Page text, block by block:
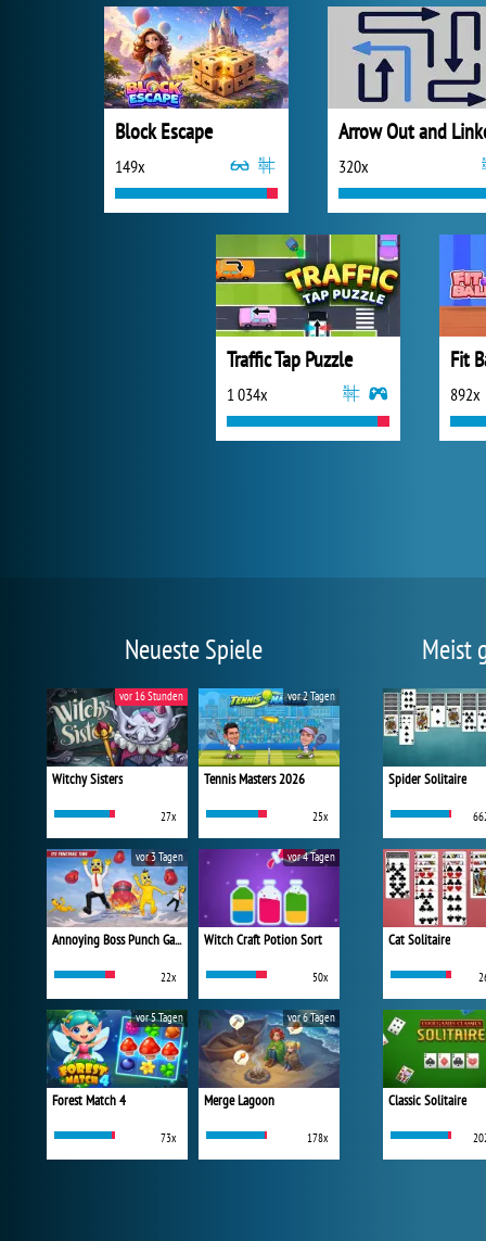
Block Escape
149x
Arrow Out and
320x
Traffic Tap Puzzle
1 034x
Fit
892x
Neueste Spiele
Witchy Sisters
27x
vor 16 Stunden
Tennis Masters 2026
25x
vor 2 Tagen
Annoying Boss Punch Game
22x
vor 3 Tagen
Witch Craft Potion Sort
50x
vor 4 Tagen
Forest Match 4
73x
vor 5 Tagen
Merge Lagoon
178x
vor 6 Tagen
Meist
Spider Solitaire
Cat Solitaire
Classic Solitaire